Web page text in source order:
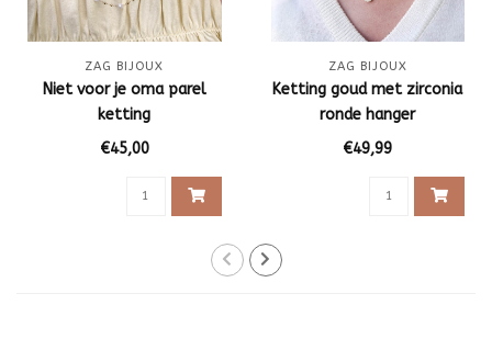
ZAG BIJOUX
Niet voor je oma parel
ketting
€45,00
ZAG BIJOUX
Ketting goud met zirconia
ronde hanger
€49,99